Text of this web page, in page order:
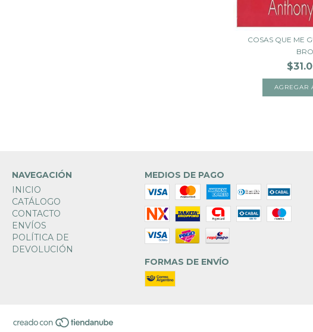
COSAS QUE ME
NAVEGACIÓN
INICIO
CATÁLOGO
CONTACTO
ENVÍOS
POLÍTICA DE
DEVOLUCIÓN
MEDIOS DE PAGO
FORMAS DE ENVÍO